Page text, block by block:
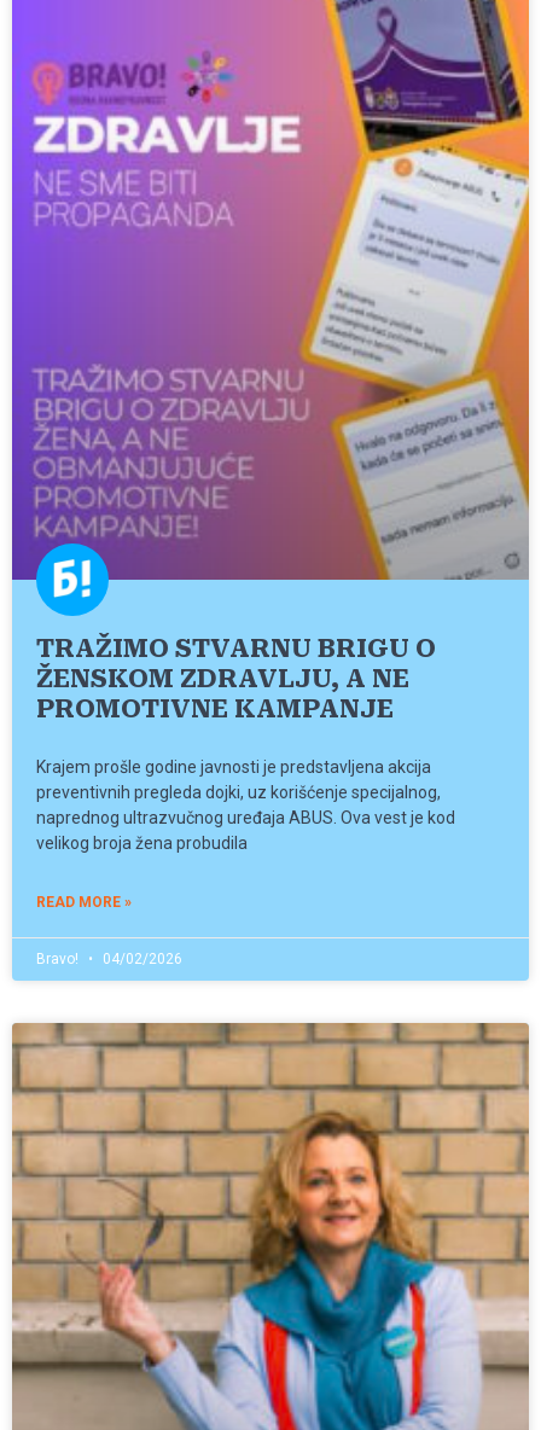
TRAŽIMO STVARNU BRIGU O
ŽENSKOM ZDRAVLJU, A NE
PROMOTIVNE KAMPANJE
Krajem prošle godine javnosti je predstavljena akcija
preventivnih pregleda dojki, uz korišćenje specijalnog,
naprednog ultrazvučnog uređaja ABUS. Ova vest je kod
velikog broja žena probudila
READ MORE »
Bravo! 04/02/2026